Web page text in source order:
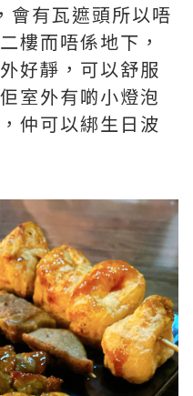
會有瓦遮頭所以唔
樓而唔係地下，
好靜，可以舒服
室外有啲小燈泡
仲可以綁生日波